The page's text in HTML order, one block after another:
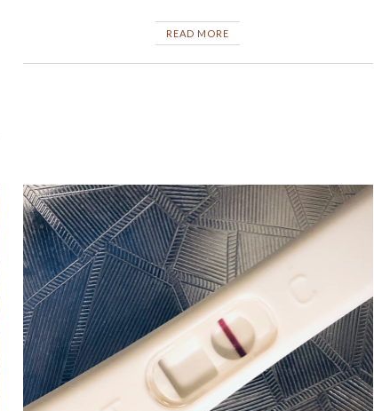
READ MORE